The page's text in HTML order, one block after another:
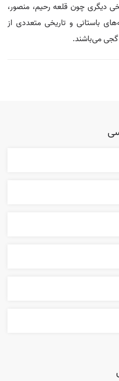
دیگری چون قلعه رحیم، منصور،
باستانی و تاریخی متعددی از
می‌باشند.